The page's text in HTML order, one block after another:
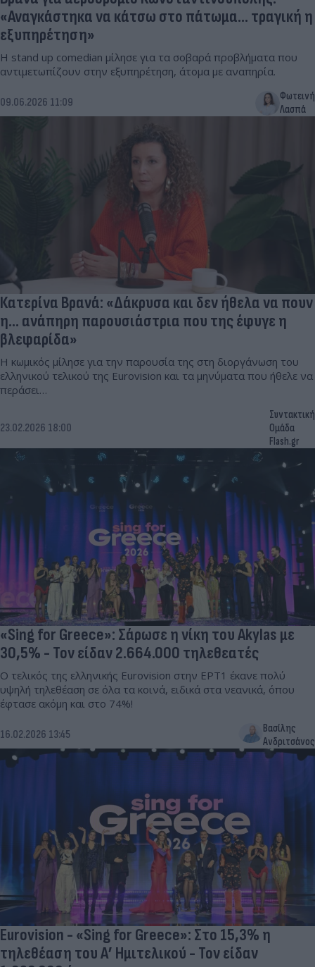
«Αναγκάστηκα να κάτσω στο πάτωμα... τραγική η
εξυπηρέτηση»
Η stand up comedian μίλησε για τα σοβαρά προβλήματα που
αντιμετωπίζουν στην εξυπηρέτηση, άτομα με αναπηρία.
09.06.2026 11:09
Φωτεινή
Λασπά
Κατερίνα Βρανά: «Δάκρυσα και δεν ήθελα να πουν
η… ανάπηρη παρουσιάστρια που της έφυγε η
βλεφαρίδα»
Η κωμικός μίλησε για την παρουσία της στη διοργάνωση του
ελληνικού τελικού της Eurovision και τα μηνύματα που ήθελε να
περάσει…
23.02.2026 18:00
Συντακτική
Ομάδα
Flash.gr
«Sing for Greece»: Σάρωσε η νίκη του Akylas με
30,5% - Τον είδαν 2.664.000 τηλεθεατές
Ο τελικός της ελληνικής Eurovision στην ΕΡΤ1 έκανε πολύ
υψηλή τηλεθέαση σε όλα τα κοινά, ειδικά στα νεανικά, όπου
έφτασε ακόμη και στο 74%!
16.02.2026 13:45
Βασίλης
Ανδριτσάνος
Eurovision - «Sing for Greece»: Στο 15,3% η
τηλεθέαση του Α’ Ημιτελικού - Τον είδαν